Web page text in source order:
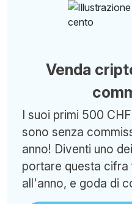
Venda
I suoi primi 500
sono senza
anno! Diventi uno
portare questa
all'anno, e goda di